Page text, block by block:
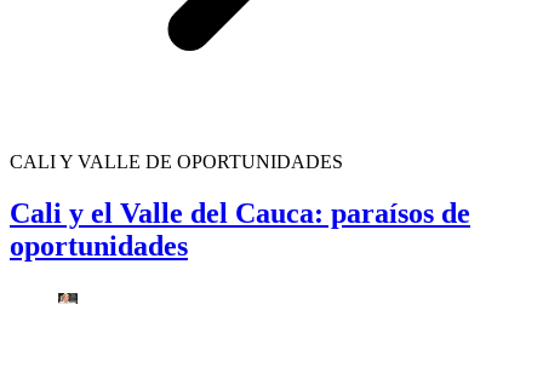
CALI Y VALLE DE OPORTUNIDADES
Cali y el Valle del Cauca: paraísos de
oportunidades